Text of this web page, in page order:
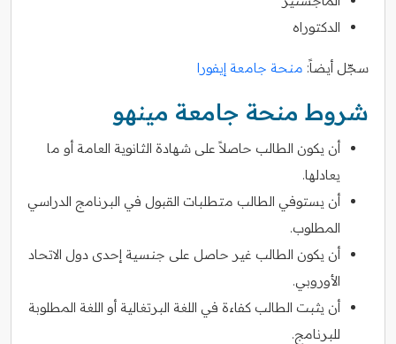
الدكتوراه
سجّل أيضاً: منحة جامعة إيفورا
شروط منحة جامعة مينهو
أن يكون الطالب حاصلاً على شهادة الثانوية العامة أو ما
يعادلها.
أن يستوفي الطالب متطلبات القبول في البرنامج الدراسي
المطلوب.
أن يكون الطالب غير حاصل على جنسية إحدى دول الاتحاد
الأوروبي.
أن يثبت الطالب كفاءة في اللغة البرتغالية أو اللغة المطلوبة
للبرنامج.